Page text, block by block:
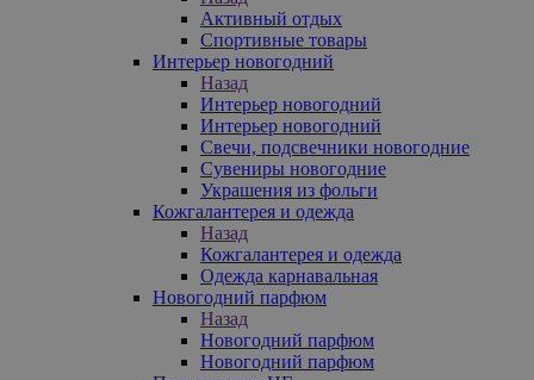
Активный отдых
Спортивные товары
Интерьер новогодний
Назад
Интерьер новогодний
Интерьер новогодний
Свечи, подсвечники новогодние
Сувениры новогодние
Украшения из фольги
Кожгалантерея и одежда
Назад
Кожгалантерея и одежда
Одежда карнавальная
Новогодний парфюм
Назад
Новогодний парфюм
Новогодний парфюм